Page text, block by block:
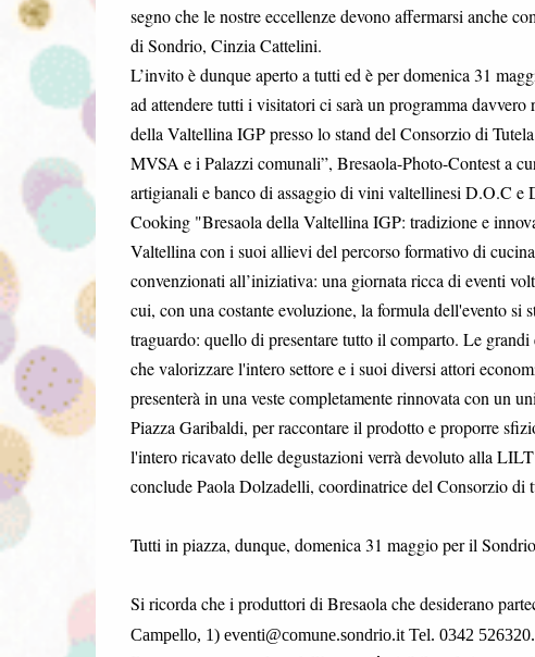
segno che le nostre eccellenze devono affermarsi anche
di Sondrio, Cinzia Cattelini.
L’invito è dunque aperto a tutti ed è per domenica 31
ad attendere tutti i visitatori ci sarà un programma
della Valtellina IGP presso lo stand del Consorzio di
MVSA e i Palazzi comunali”, Bresaola-Photo-Contest a
artigianali e banco di assaggio di vini valtellinesi D.O.C
Cooking "Bresaola della Valtellina IGP: tradizione e
Valtellina con i suoi allievi del percorso formativo di
convenzionati all’iniziativa: una giornata ricca di eventi
cui, con una costante evoluzione, la formula dell'evento si
traguardo: quello di presentare tutto il comparto. Le
che valorizzare l'intero settore e i suoi diversi attori
presenterà in una veste completamente rinnovata con un
Piazza Garibaldi, per raccontare il prodotto e proporre
l'intero ricavato delle degustazioni verrà devoluto alla
conclude Paola Dolzadelli, coordinatrice del Consorzio di
Tutti in piazza, dunque, domenica 31 maggio per il
Si ricorda che i produttori di Bresaola che desiderano
Campello, 1) eventi@comune.sondrio.itTel. 0342 526320.